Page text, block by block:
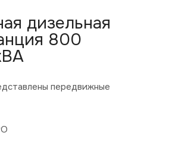
дизельная
800
передвижные